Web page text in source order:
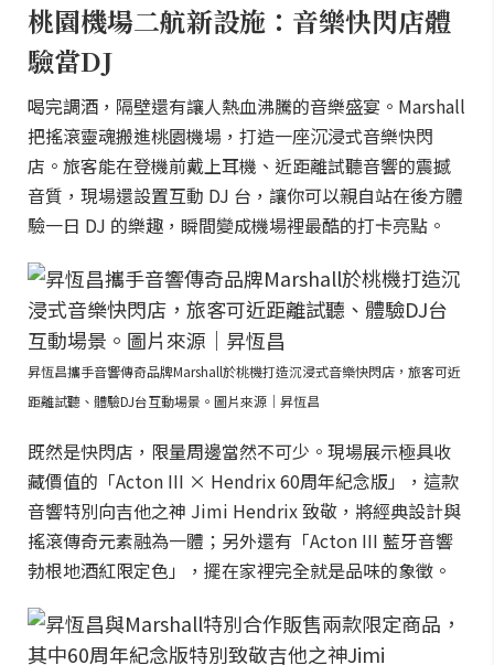
桃園機場二航新設施：音樂快閃店體
驗當DJ
喝完調酒，隔壁還有讓人熱血沸騰的音樂盛宴。Marshall
把搖滾靈魂搬進桃園機場，打造一座沉浸式音樂快閃
店。旅客能在登機前戴上耳機、近距離試聽音響的震撼
音質，現場還設置互動 DJ 台，讓你可以親自站在後方體
驗一日 DJ 的樂趣，瞬間變成機場裡最酷的打卡亮點。
昇恆昌攜手音響傳奇品牌Marshall於桃機打造沉浸式音樂快閃店，旅客可近
距離試聽、體驗DJ台互動場景。圖片來源｜昇恆昌
既然是快閃店，限量周邊當然不可少。現場展示極具收
藏價值的「Acton III × Hendrix 60周年紀念版」，這款
音響特別向吉他之神 Jimi Hendrix 致敬，將經典設計與
搖滾傳奇元素融為一體；另外還有「Acton III 藍牙音響
勃根地酒紅限定色」，擺在家裡完全就是品味的象徵。